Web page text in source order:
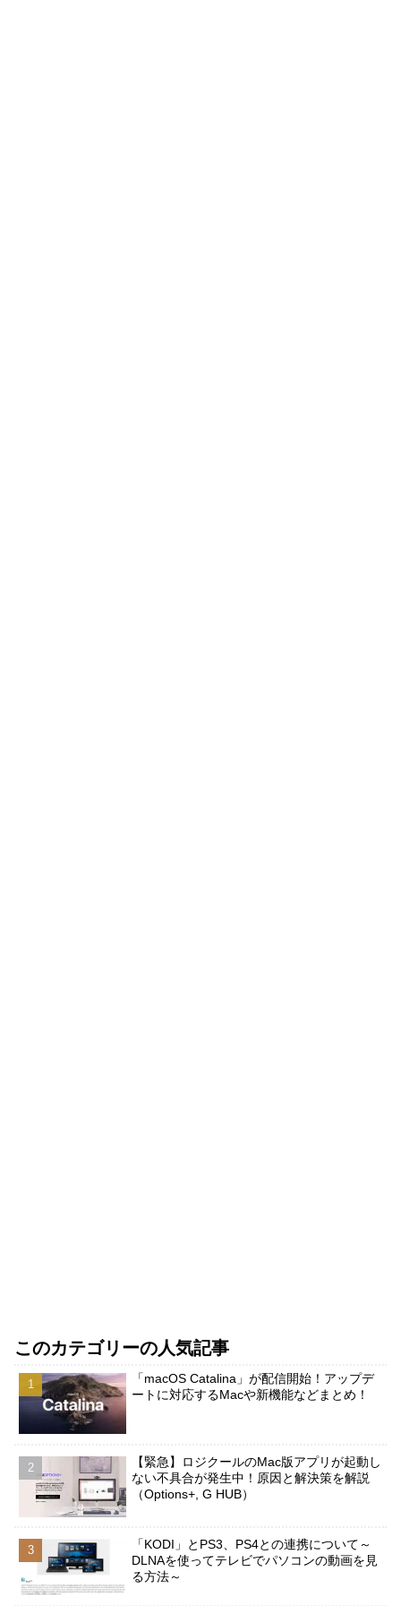
このカテゴリーの人気記事
「macOS Catalina」が配信開始！アップデ
ートに対応するMacや新機能などまとめ！
【緊急】ロジクールのMac版アプリが起動し
ない不具合が発生中！原因と解決策を解説
（Options+, G HUB）
「KODI」とPS3、PS4との連携について～
DLNAを使ってテレビでパソコンの動画を見
る方法～